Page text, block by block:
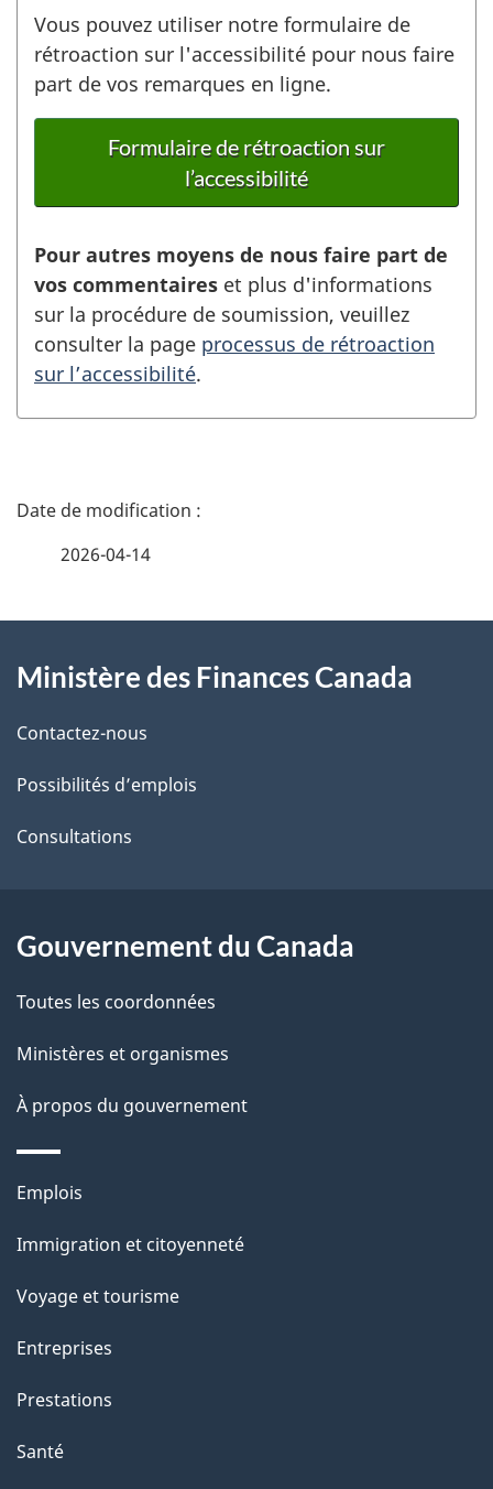
Vous pouvez utiliser notre formulaire de
rétroaction sur l'accessibilité pour nous faire
part de vos remarques en ligne.
Formulaire de rétroaction sur
l’accessibilité
Pour autres moyens de nous faire part de
vos commentaires et plus d'informations
sur la procédure de soumission, veuillez
consulter la page processus de rétroaction
sur l’accessibilité.
D
i
l
s
d
l
p
a
g
e
2026-04-14
propos
de
ce
site
Ministère des Finances Canada
Contactez-nous
Possibilités d’emplois
Consultations
Gouvernement du Canada
Toutes les coordonnées
Ministères et organismes
À propos du gouvernement
Thèmes
sujets
Emplois
Immigration et citoyenneté
Voyage et tourisme
Entreprises
Prestations
Santé